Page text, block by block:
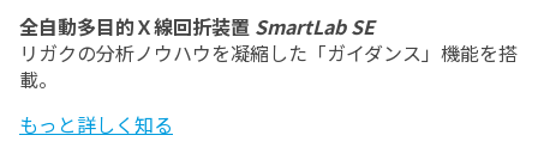
全自動多目的Ｘ線回折装置 SmartLab SE
リガクの分析ノウハウを凝縮した「ガイダンス」機能を搭
載。
もっと詳しく知る